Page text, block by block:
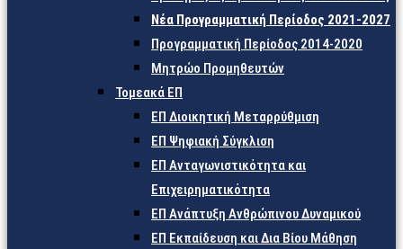
Νέα Προγραμματική Περίοδος 2021-2027
Προγραμματική Περίοδος 2014-2020
Μητρώο Προμηθευτών
Τομεακά ΕΠ
ΕΠ Διοικητική Μεταρρύθμιση
ΕΠ Ψηφιακή Σύγκλιση
ΕΠ Ανταγωνιστικότητα και
Επιχειρηματικότητα
ΕΠ Ανάπτυξη Ανθρώπινου Δυναμικού
ΕΠ Εκπαίδευση και Δια Βίου Μάθηση